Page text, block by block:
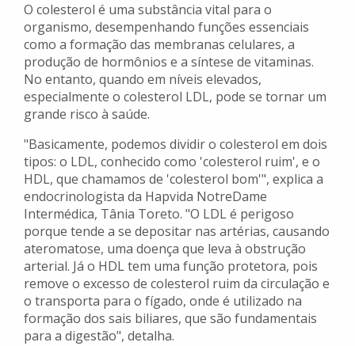
O colesterol é uma substância vital para o
organismo, desempenhando funções essenciais
como a formação das membranas celulares, a
produção de hormônios e a síntese de vitaminas.
No entanto, quando em níveis elevados,
especialmente o colesterol LDL, pode se tornar um
grande risco à saúde.
"Basicamente, podemos dividir o colesterol em dois
tipos: o LDL, conhecido como 'colesterol ruim', e o
HDL, que chamamos de 'colesterol bom'", explica a
endocrinologista da Hapvida NotreDame
Intermédica, Tânia Toreto. "O LDL é perigoso
porque tende a se depositar nas artérias, causando
ateromatose, uma doença que leva à obstrução
arterial. Já o HDL tem uma função protetora, pois
remove o excesso de colesterol ruim da circulação e
o transporta para o fígado, onde é utilizado na
formação dos sais biliares, que são fundamentais
para a digestão", detalha.